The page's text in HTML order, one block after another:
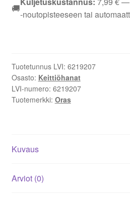
2734FHN-
pesukoneventtiili,
käännettävä
juoksuputki,
🚚
-noutopisteeseen tai
Tuotetunnus LVI: 6219207
Osasto: Keittiöhanat
LVI-numero: 6219207
Tuotemerkki: Oras
Kuvaus
Arviot (0)